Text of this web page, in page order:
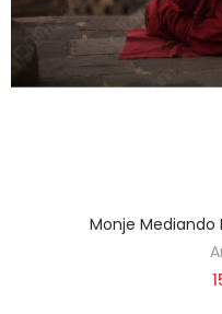
Monje Mediando